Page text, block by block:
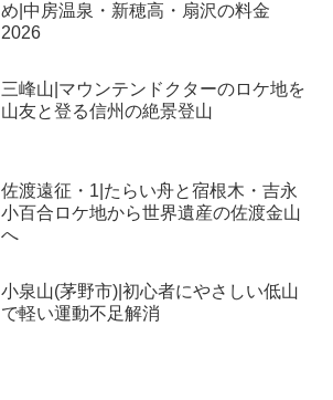
め|中房温泉・新穂高・扇沢の料金
2026
三峰山|マウンテンドクターのロケ地を
山友と登る信州の絶景登山
佐渡遠征・1|たらい舟と宿根木・吉永
小百合ロケ地から世界遺産の佐渡金山
へ
小泉山(茅野市)|初心者にやさしい低山
で軽い運動不足解消